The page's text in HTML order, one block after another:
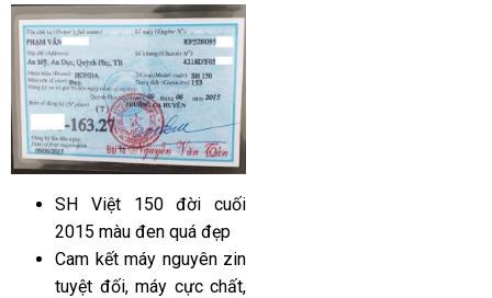
SH Việt 150 đời cuối
2015 màu đen quá đẹp
Cam kết máy nguyên zin
tuyệt đối, máy cực chất,